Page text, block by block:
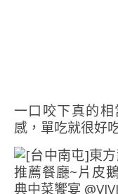
一口咬下真的
感，單吃就很好